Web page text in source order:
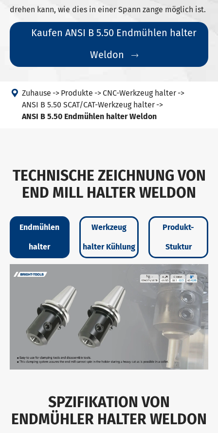
drehen kann, wie dies in einer Spann zange möglich ist.
Kaufen ANSI B 5.50 Endmühlen halter
Weldon

 Zuhause Produkte
CNC-Werkzeug halter
ANSI B 5.50 SCAT/CAT-Werkzeug halter
ANSI B 5.50 Endmühlen halter Weldon
TECHNISCHE ZEICHNUNG VON
END MILL HALTER WELDON
Endmühlen
halter
Werkzeug
halter Kühlung
Produkt-
Stuktur
SPZIFIKATION VON
ENDMÜHLER HALTER WELDON